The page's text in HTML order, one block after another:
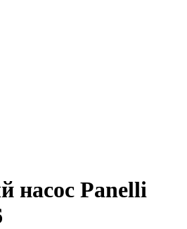
насос Panelli